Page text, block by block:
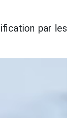
par les